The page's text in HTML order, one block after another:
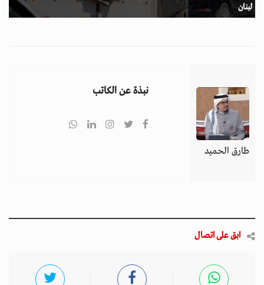
لبنان
طارق الحميد
نبذة عن الكاتب
ابق على اتصال